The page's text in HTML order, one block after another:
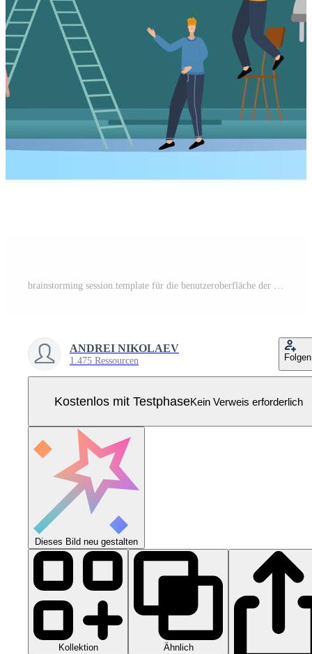
brainstorming session.template für die benutzeroberfläche der homepage der website.landing page template.the adaptive design of the smartphone.vector illustration. Pro Vektor
ANDREI NIKOLAEV
1.475 Ressourcen Folgen
Kostenlos mit TestphaseKein Verweis erforderlich
Dieses Bild neu gestalten
Kollektion Ähnlich